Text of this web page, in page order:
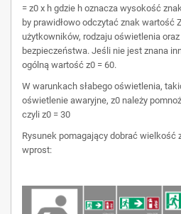
= z0 x h gdzie h oznacza wysokość
by prawidłowo odczytać znak wartość
użytkowników, rodzaju oświetlenia
bezpieczeństwa. Jeśli nie jest znana
ogólną wartość z0 = 60.
W warunkach słabego oświetlenia,
oświetlenie awaryjne, z0 należy
czyli z0 = 30
Rysunek pomagający dobrać wielkość
wprost: